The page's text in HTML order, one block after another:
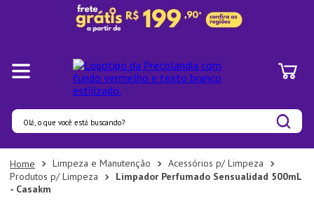
Olá, o que você está buscando?
Limpeza e Manutenção
Acessórios p/ Limpeza
Produtos p/ Limpeza
Limpador Perfumado Sensualidad 500mL
- Casakm
Termos mais buscados
1º
Pratos